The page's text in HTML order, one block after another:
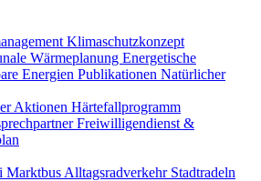
Klimaschutzkonzept
Wärmeplanung Energetische
Energien Publikationen Natürlicher
Aktionen Härtefallprogramm
Freiwilligendienst &
Marktbus Alltagsradverkehr Stadtradeln